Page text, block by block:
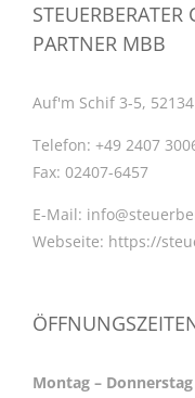
PARTNER MBB
Auf'm Schif 3-5,
Telefon: +49 2407
Fax: 02407-6457
E-Mail:
Webseite: https://
Montag – Donnerstag